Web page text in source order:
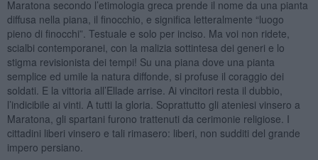
Maratona secondo l’etimologia greca prende il nome da una pianta
diffusa nella piana, il finocchio, e significa letteralmente “luogo
pieno di finocchi”. Testuale e solo per inciso. Ma voi non ridete,
scialbi contemporanei, con la malizia sottintesa dei generi e lo
stigma revisionista dei tempi! Su una piana dove una pianta
semplice ed umile la natura diffonde, si profuse il coraggio dei
soldati. E la vittoria all’Ellade arrise. Ai vincitori resta il dubbio,
l’indicibile ai vinti. A tutti la gloria. Soprattutto gli ateniesi vinsero a
Maratona, gli spartani furono trattenuti da cerimonie religiose. I
cittadini liberi vinsero e tali rimasero: liberi, non sudditi del grande
impero persiano.